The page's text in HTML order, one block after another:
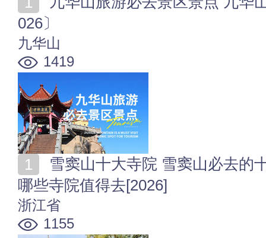
026〕
九华山
1419
哪些寺院值得去[2026]
浙江省
1155